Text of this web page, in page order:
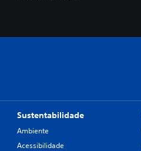
Sustentabilidade
Ambiente
Acessibilidade